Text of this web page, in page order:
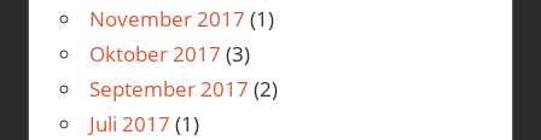
November 2017 (1)
Oktober 2017 (3)
September 2017 (2)
Juli 2017 (1)